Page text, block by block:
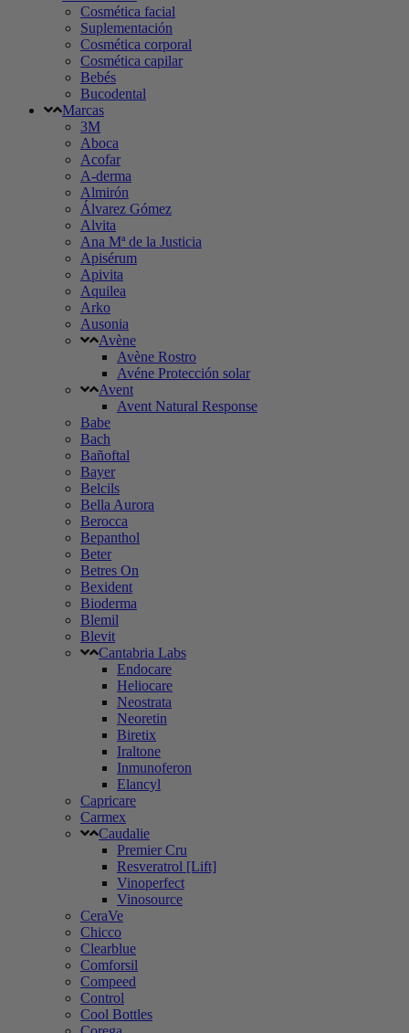
Cosmética facial
Suplementación
Cosmética corporal
Cosmética capilar
Bebés
Bucodental
Marcas
3M
Aboca
Acofar
A-derma
Almirón
Álvarez Gómez
Alvita
Ana Mª de la Justicia
Apisérum
Apivita
Aquilea
Arko
Ausonia
Avène
Avène Rostro
Avéne Protección solar
Avent
Avent Natural Response
Babe
Bach
Bañoftal
Bayer
Belcils
Bella Aurora
Berocca
Bepanthol
Beter
Betres On
Bexident
Bioderma
Blemil
Blevit
Cantabria Labs
Endocare
Heliocare
Neostrata
Neoretin
Biretix
Iraltone
Inmunoferon
Elancyl
Capricare
Carmex
Caudalie
Premier Cru
Resveratrol [Lift]
Vinoperfect
Vinosource
CeraVe
Chicco
Clearblue
Comforsil
Compeed
Control
Cool Bottles